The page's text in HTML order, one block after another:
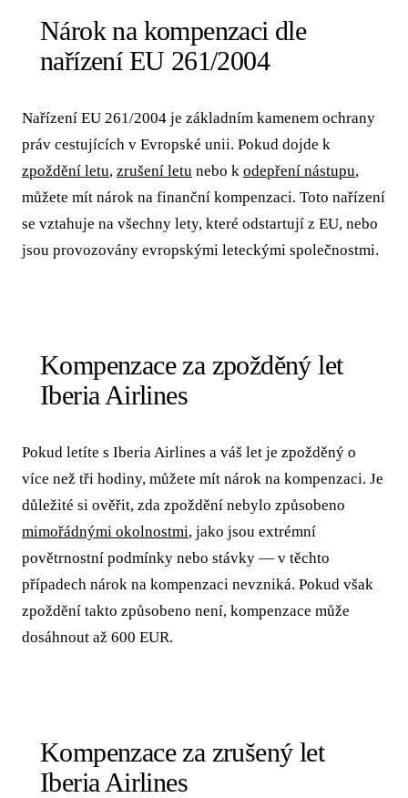
Nárok na kompenzaci dle
nařízení EU 261/2004
Nařízení EU 261/2004 je základním kamenem ochrany
práv cestujících v Evropské unii. Pokud dojde k
zpoždění letu, zrušení letu nebo k odepření nástupu,
můžete mít nárok na finanční kompenzaci. Toto nařízení
se vztahuje na všechny lety, které odstartují z EU, nebo
jsou provozovány evropskými leteckými společnostmi.
Kompenzace za zpožděný let
Iberia Airlines
Pokud letíte s Iberia Airlines a váš let je zpožděný o
více než tři hodiny, můžete mít nárok na kompenzaci. Je
důležité si ověřit, zda zpoždění nebylo způsobeno
mimořádnými okolnostmi, jako jsou extrémní
povětrnostní podmínky nebo stávky — v těchto
případech nárok na kompenzaci nevzniká. Pokud však
zpoždění takto způsobeno není, kompenzace může
dosáhnout až 600 EUR.
Kompenzace za zrušený let
Iberia Airlines